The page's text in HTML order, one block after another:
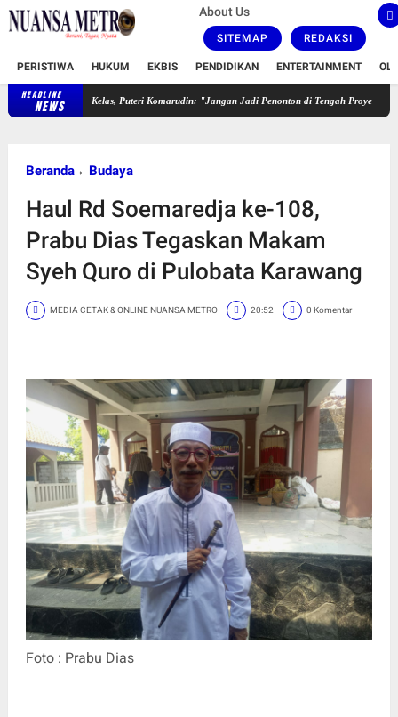
About Us
SITEMAP REDAKSI
PERISTIWA HUKUM EKBIS PENDIDIKAN ENTERTAINMENT
HEADLINE
NEWS
Puteri Komarudin: "Jangan Jadi Penonton di Tengah Proyek Strategis Nasional"
Beranda Budaya
Haul Rd Soemaredja ke-108,
Prabu Dias Tegaskan Makam
Syeh Quro di Pulobata Karawang
MEDIA CETAK & ONLINE NUANSA METRO 20:52 0 Komentar
Foto : Prabu Dias